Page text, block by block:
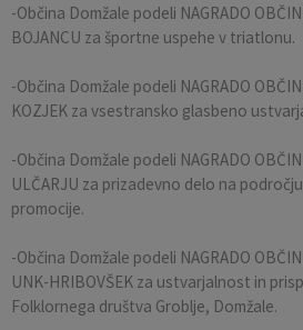
-Občina Domžale podeli NAGRADO
BOJANCU za športne uspehe v triatlonu.
-Občina Domžale podeli NAGRADO
KOZJEK za vsestransko glasbeno
-Občina Domžale podeli NAGRADO
ULČARJU za prizadevno delo na
promocije.
-Občina Domžale podeli NAGRADO
UNK-HRIBOVŠEK za ustvarjalnost in
Folklornega društva Groblje, Domžale.